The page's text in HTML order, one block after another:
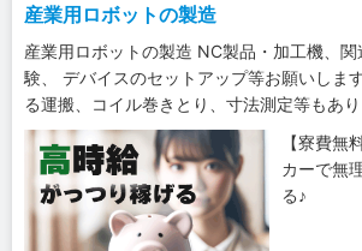
産業用ロボットの製造
産業用ロボットの製造 NC製品・加工機、
験、 デバイスのセットアップ等お願いしま
る運搬、コイル巻きとり、寸法測定等もあり
【寮費
カーで無
る♪